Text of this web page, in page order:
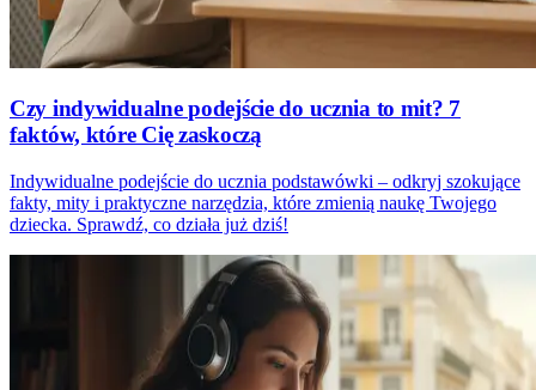
Czy indywidualne podejście do ucznia to mit? 7
faktów, które Cię zaskoczą
Indywidualne podejście do ucznia podstawówki – odkryj szokujące
fakty, mity i praktyczne narzędzia, które zmienią naukę Twojego
dziecka. Sprawdź, co działa już dziś!